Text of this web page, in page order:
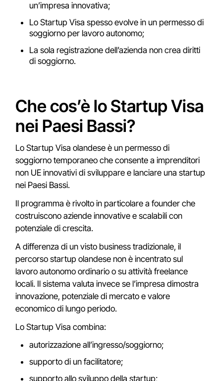
un’impresa innovativa;
Lo Startup Visa spesso evolve in un permesso di
soggiorno per lavoro autonomo;
La sola registrazione dell’azienda non crea diritti
di soggiorno.
Che cos’è lo Startup Visa
nei Paesi Bassi?
Lo Startup Visa olandese è un permesso di
soggiorno temporaneo che consente a imprenditori
non UE innovativi di sviluppare e lanciare una startup
nei Paesi Bassi.
Il programma è rivolto in particolare a founder che
costruiscono aziende innovative e scalabili con
potenziale di crescita.
A differenza di un visto business tradizionale, il
percorso startup olandese non è incentrato sul
lavoro autonomo ordinario o su attività freelance
locali. Il sistema valuta invece se l’impresa dimostra
innovazione, potenziale di mercato e valore
economico di lungo periodo.
Lo Startup Visa combina:
autorizzazione all’ingresso/soggiorno;
supporto di un facilitatore;
supporto allo sviluppo della startup;